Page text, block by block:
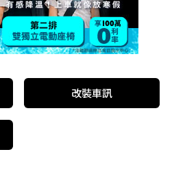
改裝車訊